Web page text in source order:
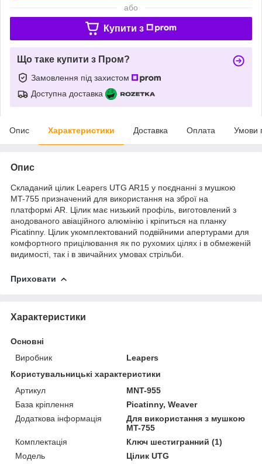
або
Купити з
Що таке купити з Пром?
Замовлення під захистом
Доступна доставка
Опис Характеристики Доставка Оплата Умови
Опис
Складаний цілик Leapers UTG AR15 у поєднанні з мушкою
MT-755 призначений для використання на зброї на
платформі AR. Цілик має низький профіль, виготовлений з
анодованого авіаційного алюмінію і кріпиться на планку
Picatinny. Цілик укомплектований подвійними апертурами для
комфортного прицілювання як по рухомих цілях і в обмеженій
видимості, так і в звичайних умовах стрільби.
Приховати
Характеристики
Основні
Виробник
Leapers
Користувальницькі характеристики
Артикул
MNT-955
База кріплення
Picatinny, Weaver
Додаткова інформація
Для використання з мушкою
MT-755
Комплектація
Ключ шестигранний (1)
Мoдель
Цілик UTG